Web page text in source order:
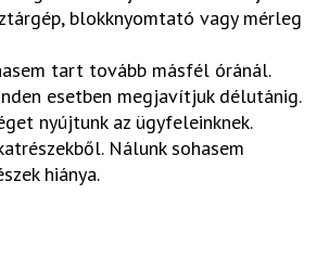
blokknyomtató vagy mérleg
tart tovább másfél óránál.
esetben megjavítjuk délutánig.
nyújtunk az ügyfeleinknek.
Nálunk sohasem
hiánya.